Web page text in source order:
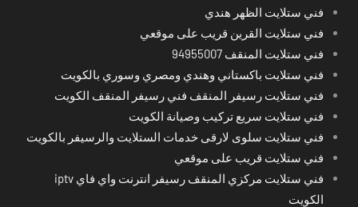
فني ستلايت الظهر هندي
فني ستلايت القرين قريب على موقعي
فني ستلايت المنقف 94955007
فني ستلايت باكستاني وهندي ومصري وسوري بالكويت
فني ستلايت رسيفر المنقف فني رسيفر المنقف الكويت
فني ستلايت سريع تركيب وصيانة الكويت
فني ستلايت سلوى لارقى خدمات الستلايت والرسيفر بالكويت
فني ستلايت قريب على موقعي
فني ستلايت مركزي المنقف رسيفر انترنت واي فاي iptv
الكويت